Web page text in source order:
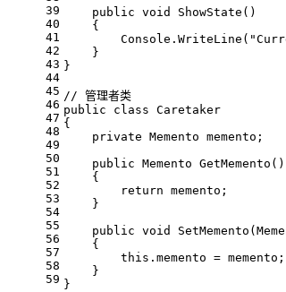
39
40
41
42
43
44
45
46
47
48
49
50
51
52
53
54
55
56
57
58
59
public void ShowState ()
    {
        Console.WriteLine(
    }
}
// 管理者类
public
class Caretaker
{
private Memento memento;
public Memento GetMemento ()
    {
return memento;
    }
public void SetMemento (
    {
this .memento = memento;
    }
}